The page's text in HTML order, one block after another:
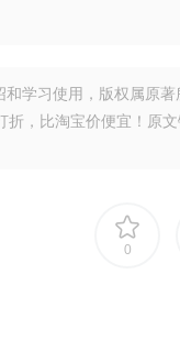
即 SubBass Doctor
学习使用，版权属原
，比淘宝价便宜！原文
0